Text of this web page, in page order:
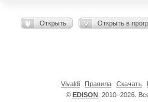
Открыть Открыть в
© EDISON , 2010–2026.
Vivaldi Правила Скачать